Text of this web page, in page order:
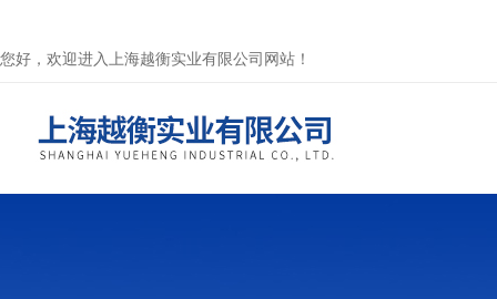
您好，欢迎进入上海越衡实业有限公司网站！